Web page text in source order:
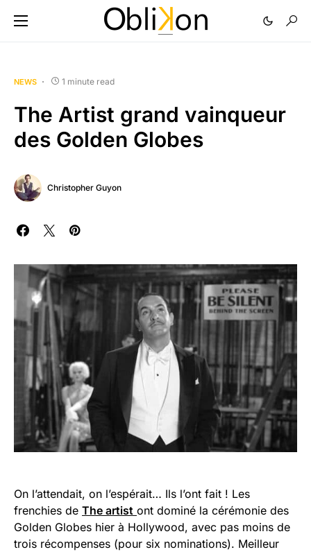
NEWS 1 minute read
The Artist grand vainqueur
des Golden Globes
Christopher Guyon
On l’attendait, on l’espérait… Ils l’ont fait ! Les
frenchies de The artist ont dominé la cérémonie des
Golden Globes hier à Hollywood, avec pas moins de
trois récompenses (pour six nominations). Meilleur